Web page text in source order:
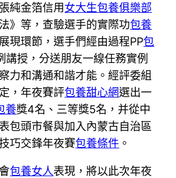
純金箔信用女大生包養俱樂部
》等，查驗選手的實際功包養
現環節，選手們經由過程PP包
講授，分送朋友一線任務實例
力和溝通和諧才能 。經評委組
定，年夜賽評包養甜心網選出一
養獎4名、三等獎5名，并從中
包頭市餐與加入內蒙古自治區
巧交鋒年夜賽包養條件 。
包養女人表現，將以此次年夜